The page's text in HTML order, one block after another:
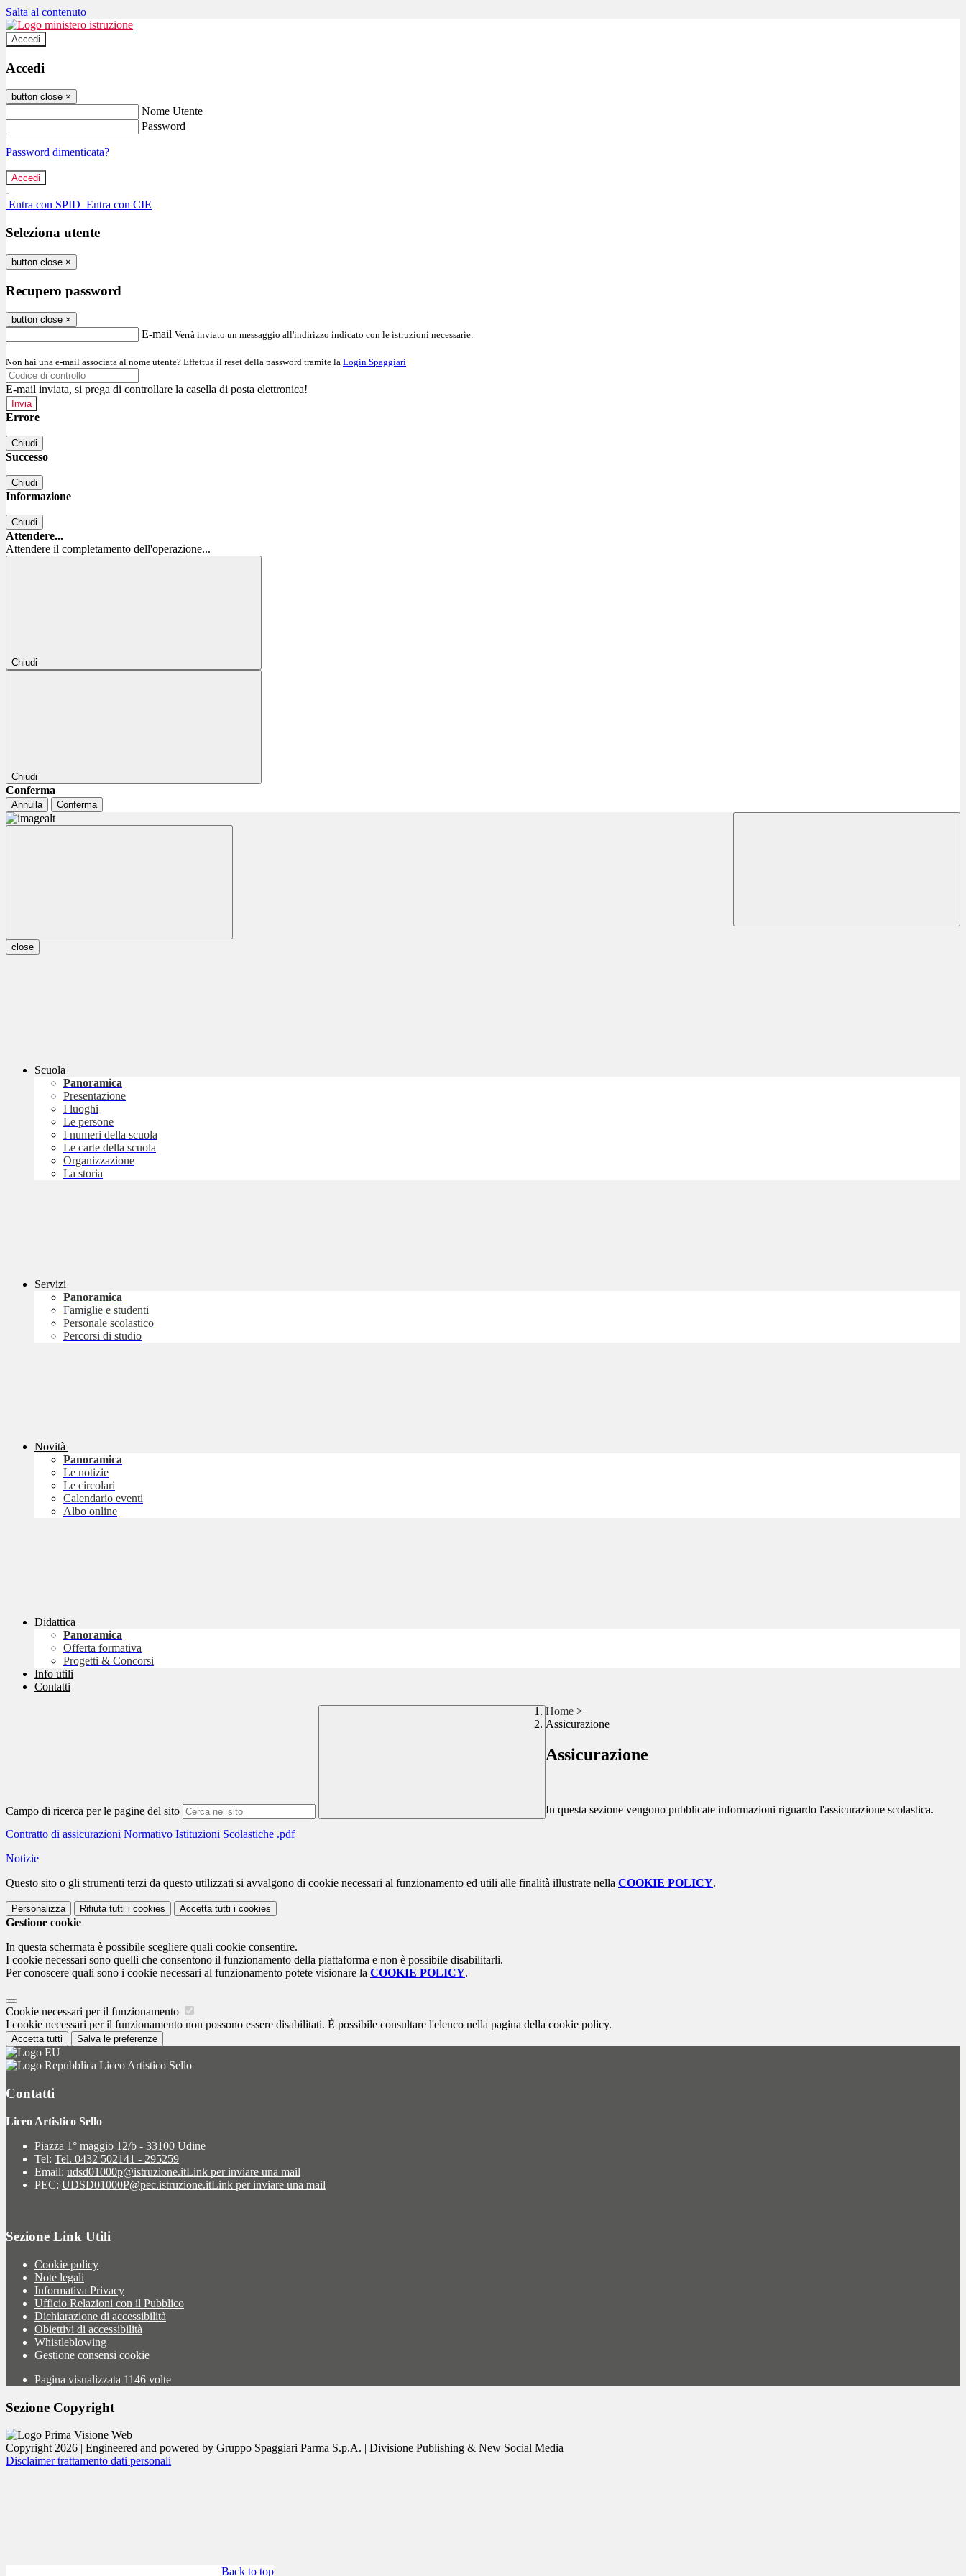
Salta al contenuto
Accedi
Accedi
button close ×
Nome Utente
Password
Password dimenticata?
-
Entra con SPID Entra con CIE
Seleziona utente
button close ×
Recupero password
button close ×
E-mail Verrà inviato un messaggio all'indirizzo indicato con le istruzioni necessarie.
Non hai una e-mail associata al nome utente? Effettua il reset della password tramite la Login Spaggiari
E-mail inviata, si prega di controllare la casella di posta elettronica!
Errore
Chiudi
Successo
Chiudi
Informazione
Chiudi
Attendere...
Attendere il completamento dell'operazione...
Chiudi
Chiudi
Conferma
Annulla Conferma
close
Scuola
Panoramica
Presentazione
I luoghi
Le persone
I numeri della scuola
Le carte della scuola
Organizzazione
La storia
Servizi
Panoramica
Famiglie e studenti
Personale scolastico
Percorsi di studio
Novità
Panoramica
Le notizie
Le circolari
Calendario eventi
Albo online
Didattica
Panoramica
Offerta formativa
Progetti & Concorsi
Info utili
Contatti
Campo di ricerca per le pagine del sito
Home >
Assicurazione
Assicurazione
In questa sezione vengono pubblicate informazioni riguardo l'assicurazione scolastica.
Contratto di assicurazioni Normativo Istituzioni Scolastiche .pdf
Notizie
Questo sito o gli strumenti terzi da questo utilizzati si avvalgono di cookie necessari al funzionamento ed utili alle finalità illustrate nella COOKIE POLICY.
Personalizza Rifiuta tutti i cookies Accetta tutti i cookies
Gestione cookie
In questa schermata è possibile scegliere quali cookie consentire.
I cookie necessari sono quelli che consentono il funzionamento della piattaforma e non è possibile disabilitarli.
Per conoscere quali sono i cookie necessari al funzionamento potete visionare la COOKIE POLICY.
Cookie necessari per il funzionamento
I cookie necessari per il funzionamento non possono essere disabilitati. È possibile consultare l'elenco nella pagina della cookie policy.
Accetta tutti Salva le preferenze
Liceo Artistico Sello
Contatti
Liceo Artistico Sello
Piazza 1° maggio 12/b - 33100 Udine
Tel: Tel. 0432 502141 - 295259
Email: udsd01000p@istruzione.itLink per inviare una mail
PEC: UDSD01000P@pec.istruzione.itLink per inviare una mail
Sezione Link Utili
Cookie policy
Note legali
Informativa Privacy
Ufficio Relazioni con il Pubblico
Dichiarazione di accessibilità
Obiettivi di accessibilità
Whistleblowing
Gestione consensi cookie
Pagina visualizzata 1146 volte
Sezione Copyright
Copyright 2026 | Engineered and powered by Gruppo Spaggiari Parma S.p.A. | Divisione Publishing & New Social Media
Disclaimer trattamento dati personali
Back to top